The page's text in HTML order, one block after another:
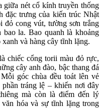
giữa nét cổ kính truyền thống
đặc trưng của kiến trúc Nhật
đỏ cong vút, tường sơn trắng
la. Bao quanh là khoảng
và hàng cây tĩnh lặng.
chiếc cổng torii màu đỏ rực,
cây anh đào, bậc thang đá
góc chùa đều toát lên vẻ
tráng lệ – khiến nơi đây
mà còn là điểm đến lý
hóa và sự tĩnh lặng trong